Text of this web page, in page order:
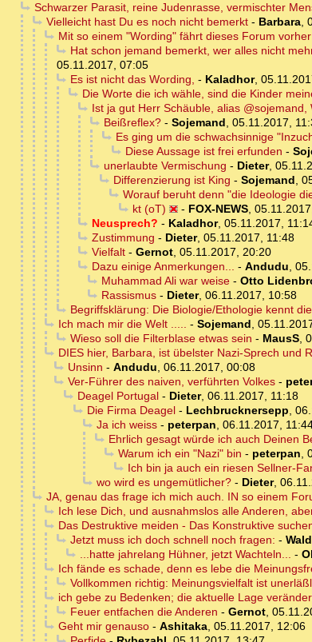
Schwarzer Parasit, reine Judenrasse, vermischter
Vielleicht hast Du es noch nicht bemerkt- Barbara,
Mit so einem "Wording" fährt dieses Forum
Hat schon jemand bemerkt, wer alles nicht
05.11.2017, 07:05
Es ist nicht das Wording, - Kaladhor,
Die Worte die ich wähle, sind die Kinder
Ist ja gut Herr Schäuble, alias
Beißreflex?- Sojemand, 05.11.2017,
Es ging um die schwachsinnige
Diese Aussage ist frei erfunden -
unerlaubte Vermischung - Dieter,
Differenzierung ist King - Sojemand,
Worauf beruht denn "die Ideologie
kt (oT)
- FOX-NEWS,
Neusprech? - Kaladhor, 05.11.2017,
Zustimmung - Dieter, 05.11.2017, 11:48
Vielfalt- Gernot, 05.11.2017, 20:20
Dazu einige Anmerkungen... - Andudu,
Muhammad Ali war weise- Otto
Rassismus- Dieter, 06.11.2017, 10:58
Begriffsklärung: Die Biologie/Ethologie kennt
Ich mach mir die Welt ..... - Sojemand,
Wieso soll die Filterblase etwas sein - MausS,
DIES hier, Barbara, ist übelster Nazi-Sprech und
Unsinn - Andudu, 06.11.2017, 00:08
Ver-Führer des naiven, verführten Volkes-
Deagel Portugal- Dieter, 06.11.2017, 11:18
Die Firma Deagel- Lechbrucknersepp,
Ja ich weiss- peterpan, 06.11.2017,
Ehrlich gesagt würde ich auch Deinen
Warum ich ein "Nazi" bin - peterpan,
Ich bin ja auch ein riesen Sellner-
wo wird es ungemütlicher?- Dieter,
JA, genau das frage ich mich auch. IN so einem
Ich lese Dich, und ausnahmslos alle Anderen,
Das Destruktive meiden - Das Konstruktive
Jetzt muss ich doch schnell noch fragen: -
...hatte jahrelang Hühner, jetzt Wachteln... -
Ich fände es schade, denn es lebe die
Vollkommen richtig: Meinungsvielfalt ist
ich gebe zu Bedenken; die aktuelle Lage
Feuer entfachen die Anderen - Gernot,
Geht mir genauso- Ashitaka, 05.11.2017, 12:06